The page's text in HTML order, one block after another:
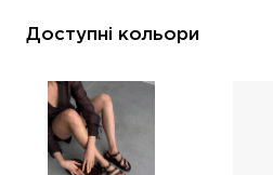
Доступні кольори